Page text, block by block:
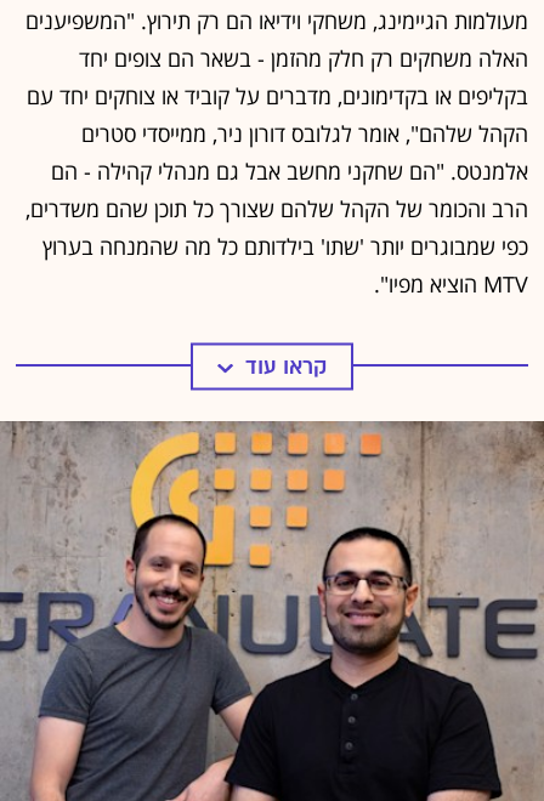
המסורתית מכנה "הבלתי נגישים". לא לחינם אמר מנכ"ל
נטפליקס ריד הייסטינגס: "דיסני פלוס ואמזון פריים פחות
מפחידות אותי מיוטיוב ופורטנייט".
מגיעים ל"בלתי נגישים"
למעשה, הם נגישים מאוד למי שמכיר אותם ויודע היכן למצוא
אותם. הם חיים בעולם הווירטואלי הקובייתי של מיינקראפט -
מימד של רובלוקס, ביקום התזזיתי של פורטנייט, ובמשחקי
הארקייד של וורלד אוף וורקרפט וליג אוף לג'נדס. כשהם לא
משחקים, הם צופים במשפיענים אחרים שמשדרים את עצמם
משחקים משחקי הרפתקאות או שח-מט, מתכנתים קוד או
סתם משתפים בחוויות היום-יום שלהם או מהגיגי ראשם.
הגם שהרוב המכריע, הן של הקהל והן של השדרנים, מגיע
מעולמות הגיימינג, משחקי וידיאו הם רק תירוץ. "המשפיענים
האלה משחקים רק חלק מהזמן - בשאר הם צופים יחד
בקליפים או בקדימונים, מדברים על קוביד או צוחקים יחד עם
הקהל שלהם", אומר לגלובס דורון ניר, ממייסדי סטרים
אלמנטס. "הם שחקני מחשב אבל גם מנהלי קהילה - הם
הרב והכומר של הקהל שלהם שצורך כל תוכן שהם משדרים,